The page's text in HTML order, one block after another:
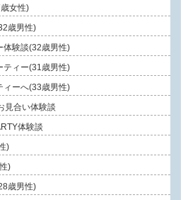
女性)
歳男性)
体験談(32歳男性)
ティー(31歳男性)
ィーへ(33歳男性)
見合い体験談
体験談
)
)
歳男性)